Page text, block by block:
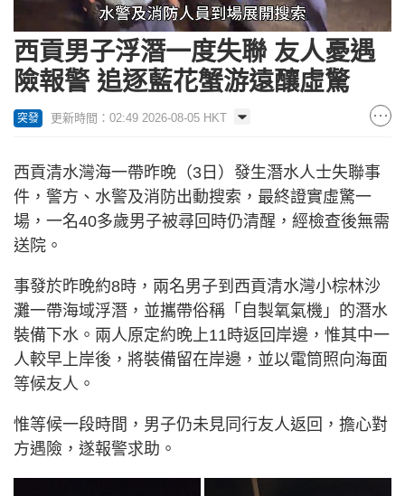
Unmute Loaded:
98.13%
西貢男子浮潛一度失聯 友人憂遇
險報警 追逐藍花蟹游遠釀虛驚
突發 更新時間：02:49 2026-08-05 HKT
西貢清水灣海一帶昨晚（3日）發生潛水人士失聯事
件，警方、水警及消防出動搜索，最終證實虛驚一
場，一名40多歲男子被尋回時仍清醒，經檢查後無需
送院。
事發於昨晚約8時，兩名男子到西貢清水灣小棕林沙
灘一帶海域浮潛，並攜帶俗稱「自製氧氣機」的潛水
裝備下水。兩人原定約晚上11時返回岸邊，惟其中一
人較早上岸後，將裝備留在岸邊，並以電筒照向海面
等候友人。
惟等候一段時間，男子仍未見同行友人返回，擔心對
方遇險，遂報警求助。